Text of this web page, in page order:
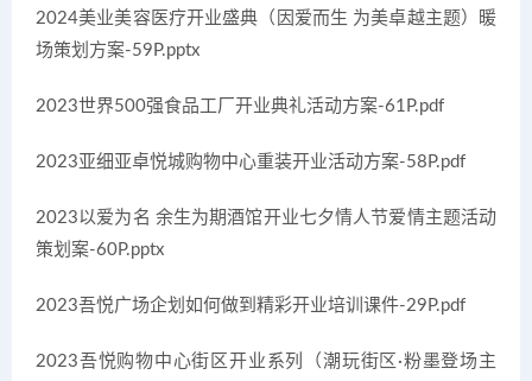
2024美业美容医疗开业盛典（因爱而生 为美卓越主题）暖
场策划方案-59P.pptx
2023世界500强食品工厂开业典礼活动方案-61P.pdf
2023亚细亚卓悦城购物中心重装开业活动方案-58P.pdf
2023以爱为名 余生为期酒馆开业七夕情人节爱情主题活动
策划案-60P.pptx
2023吾悦广场企划如何做到精彩开业培训课件-29P.pdf
2023吾悦购物中心街区开业系列（潮玩街区·粉墨登场主